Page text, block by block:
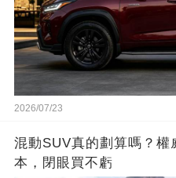
2026/07/23
混動SUV真的劃算嗎？權
本，閉眼買不虧